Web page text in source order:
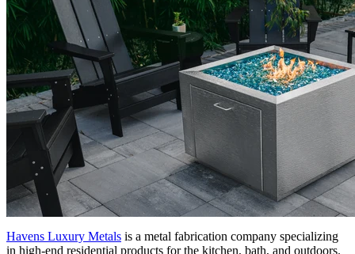
Havens Luxury Metals is a metal fabrication company specializing
in high-end residential products for the kitchen, bath, and outdoors.